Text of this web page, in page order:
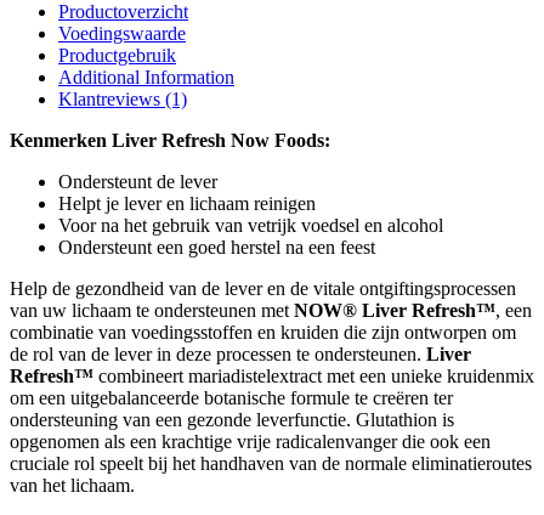
Productoverzicht
Voedingswaarde
Productgebruik
Additional Information
Klantreviews (1)
Kenmerken Liver Refresh Now Foods:
Ondersteunt de lever
Helpt je lever en lichaam reinigen
Voor na het gebruik van vetrijk voedsel en alcohol
Ondersteunt een goed herstel na een feest
Help de gezondheid van de lever en de vitale ontgiftingsprocessen
van uw lichaam te ondersteunen met NOW® Liver Refresh™, een
combinatie van voedingsstoffen en kruiden die zijn ontworpen om
de rol van de lever in deze processen te ondersteunen. Liver
Refresh™ combineert mariadistelextract met een unieke kruidenmix
om een uitgebalanceerde botanische formule te creëren ter
ondersteuning van een gezonde leverfunctie. Glutathion is
opgenomen als een krachtige vrije radicalenvanger die ook een
cruciale rol speelt bij het handhaven van de normale eliminatieroutes
van het lichaam.